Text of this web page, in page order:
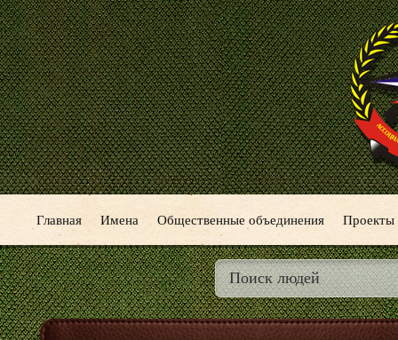
Главная Имена Общественные объединения Проекты